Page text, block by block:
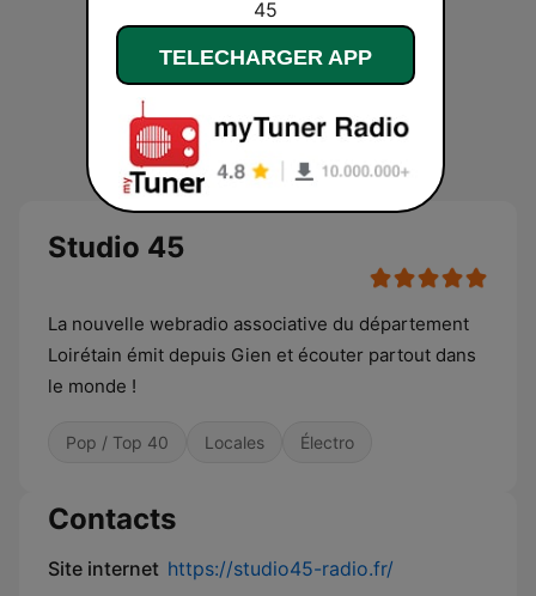
Studio 45
La nouvelle webradio associative du département
Loirétain émit depuis Gien et écouter partout dans
le monde !
Pop / Top 40 Locales Électro
Contacts
Site internet https://studio45-radio.fr/
TELECHARGER APP